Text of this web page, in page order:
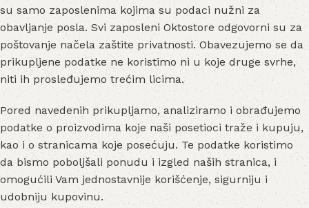
su samo zaposlenima kojima su podaci nužni za
obavljanje posla. Svi zaposleni Oktostore odgovorni su za
poštovanje načela zaštite privatnosti. Obavezujemo se da
prikupljene podatke ne koristimo ni u koje druge svrhe,
niti ih prosleđujemo trećim licima.
Pored navedenih prikupljamo, analiziramo i obrađujemo
podatke o proizvodima koje naši posetioci traže i kupuju,
kao i o stranicama koje posećuju. Te podatke koristimo
da bismo poboljšali ponudu i izgled naših stranica, i
omogućili Vam jednostavnije korišćenje, sigurniju i
udobniju kupovinu.